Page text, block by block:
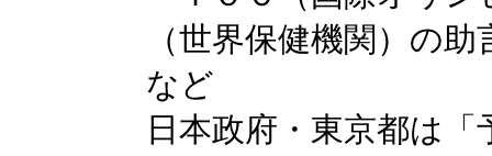
（世界保健機関）の
など
日本政府・東京都は